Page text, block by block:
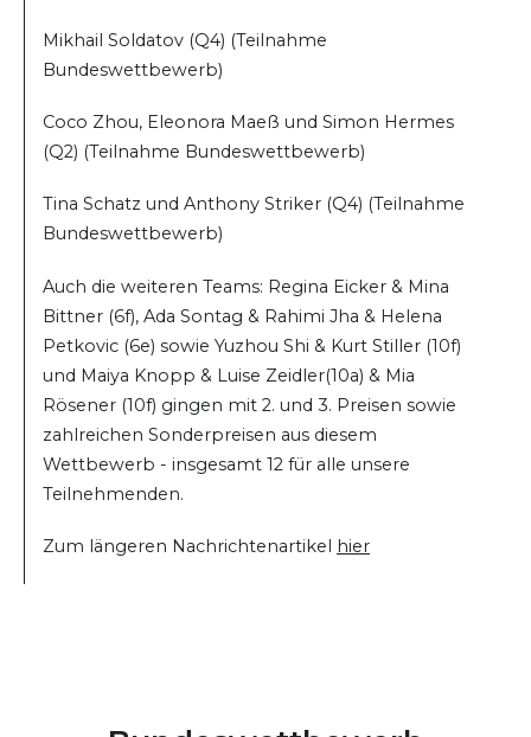
Mikhail Soldatov (Q4) (Teilnahme
Bundeswettbewerb)
Coco Zhou, Eleonora Maeß und Simon Hermes
(Q2) (Teilnahme Bundeswettbewerb)
Tina Schatz und Anthony Striker (Q4) (Teilnahme
Bundeswettbewerb)
Auch die weiteren Teams: Regina Eicker & Mina
Bittner (6f), Ada Sontag & Rahimi Jha & Helena
Petkovic (6e) sowie Yuzhou Shi & Kurt Stiller (10f)
und Maiya Knopp & Luise Zeidler(10a) & Mia
Rösener (10f) gingen mit 2. und 3. Preisen sowie
zahlreichen Sonderpreisen aus diesem
Wettbewerb - insgesamt 12 für alle unsere
Teilnehmenden.
Zum längeren Nachrichtenartikel hier